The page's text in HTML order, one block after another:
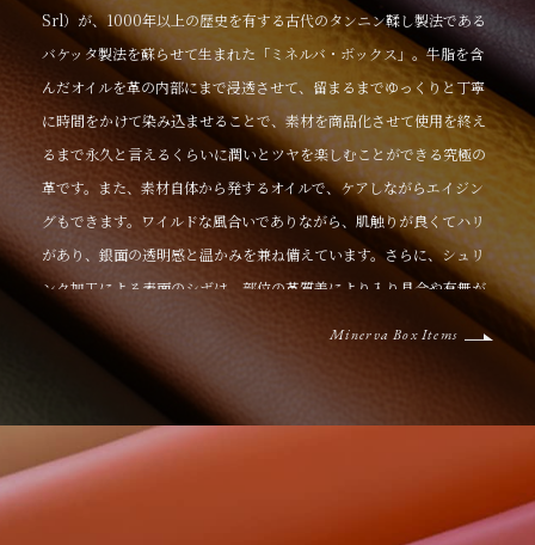
Srl）が、1000年以上の歴史を有する古代のタンニン鞣し製法である
バケッタ製法を蘇らせて生まれた「ミネルバ・ボックス」。牛脂を含
んだオイルを革の内部にまで浸透させて、留まるまでゆっくりと丁寧
に時間をかけて染み込ませることで、素材を商品化させて使用を終え
るまで永久と言えるくらいに潤いとツヤを楽しむことができる究極の
革です。また、素材自体から発するオイルで、ケアしながらエイジン
グもできます。ワイルドな風合いでありながら、肌触りが良くてハリ
があり、銀面の透明感と温かみを兼ね備えています。さらに、シュリ
ンク加工による表面のシボは、部位の革質差により入り具合や有無が
全く異なり、自然な風合いを醸し出しています。
Minerva Box Items